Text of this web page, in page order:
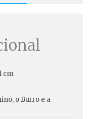
cm
o Burro e a